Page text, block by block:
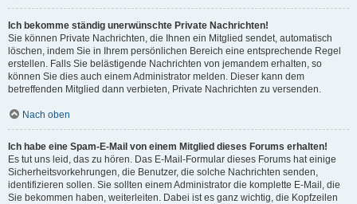
Ich bekomme ständig unerwünschte Private Nachrichten!
Sie können Private Nachrichten, die Ihnen ein Mitglied sendet, automatisch
löschen, indem Sie in Ihrem persönlichen Bereich eine entsprechende Regel
erstellen. Falls Sie belästigende Nachrichten von jemandem erhalten, so
können Sie dies auch einem Administrator melden. Dieser kann dem
betreffenden Mitglied dann verbieten, Private Nachrichten zu versenden.
Nach oben
Ich habe eine Spam-E-Mail von einem Mitglied dieses Forums erhalten!
Es tut uns leid, das zu hören. Das E-Mail-Formular dieses Forums hat einige
Sicherheitsvorkehrungen, die Benutzer, die solche Nachrichten senden,
identifizieren sollen. Sie sollten einem Administrator die komplette E-Mail, die
Sie bekommen haben, weiterleiten. Dabei ist es ganz wichtig, die Kopfzeilen